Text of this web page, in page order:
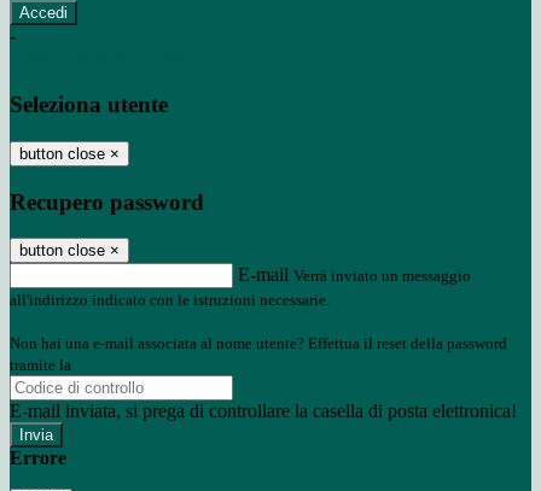
-
Seleziona utente
button close ×
Recupero password
button close ×
E-mail Verrà inviato un messaggio
all'indirizzo indicato con le istruzioni necessarie.
Non hai una e-mail associata al nome utente? Effettua il reset della password
tramite la
E-mail inviata, si prega di controllare la casella di posta elettronica!
Errore